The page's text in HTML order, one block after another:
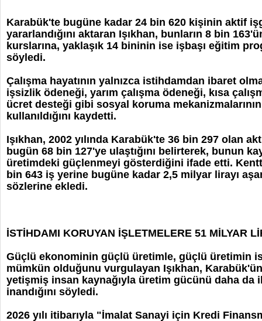
Karabük'te bugüne kadar 24 bin 620 kişinin aktif
yararlandığını aktaran Işıkhan, bunların 8 bin
kurslarına, yaklaşık 14 bininin ise işbaşı eğitim
söyledi.
Çalışma hayatının yalnızca istihdamdan ibaret
işsizlik ödeneği, yarım çalışma ödeneği, kısa
ücret desteği gibi sosyal koruma
kullanıldığını kaydetti.
Işıkhan, 2002 yılında Karabük'te 36 bin 297 olan
bugün 68 bin 127'ye ulaştığını belirterek, bunun
üretimdeki güçlenmeyi gösterdiğini ifade etti.
bin 643 iş yerine bugüne kadar 2,5 milyar lirayı
sözlerine ekledi.
İSTİHDAMI KORUYAN İŞLETMELERE 51 MİLYAR
Güçlü ekonominin güçlü üretimle, güçlü üretimin
mümkün olduğunu vurgulayan Işıkhan,
yetişmiş insan kaynağıyla üretim gücünü daha da
inandığını söyledi.
2026 yılı itibarıyla "İmalat Sanayi için Kredi